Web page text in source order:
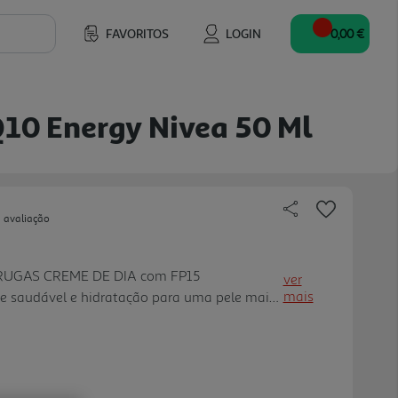
FAVORITOS LOGIN 0,00 €
Energy Nivea 50 Ml
avaliação
CREME DE DIA com FP15
saudável e hidratação para uma pele mais
de Dia Q10 Energy Antirrugas
ver
mais